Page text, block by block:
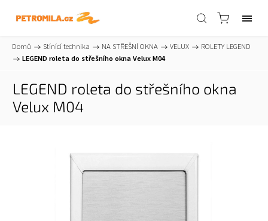
Domů / Stínící technika / NA STŘEŠNÍ OKNA / VELUX /
ROLETY LEGEND
/
LEGEND roleta do střešního okna Velux M04
LEGEND roleta do střešního okna
Velux M04